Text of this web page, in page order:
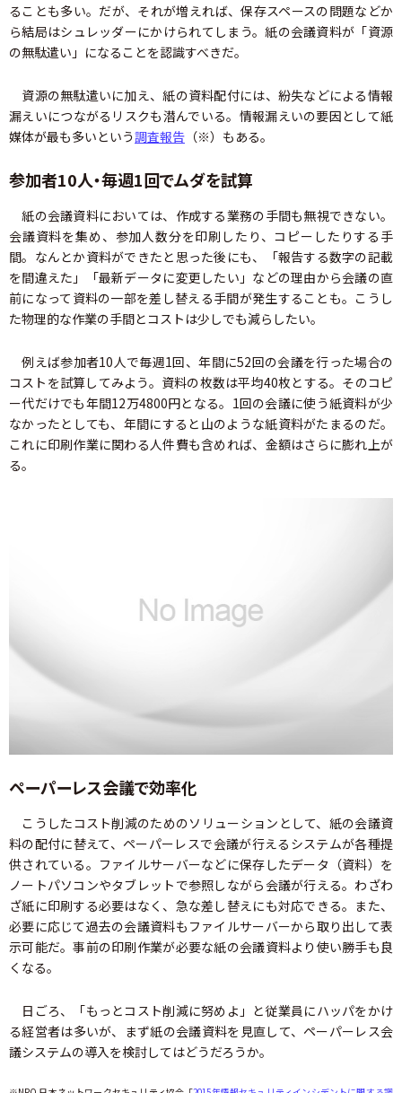
ることも多い。だが、それが増えれば、保存スペースの問題などか
ら結局はシュレッダーにかけられてしまう。紙の会議資料が「資源
の無駄遣い」になることを認識すべきだ。
資源の無駄遣いに加え、紙の資料配付には、紛失などによる情報
漏えいにつながるリスクも潜んでいる。情報漏えいの要因として紙
媒体が最も多いという調査報告 （※）もある。
参加者10人・毎週1回でムダを試算
紙の会議資料においては、作成する業務の手間も無視できない。
会議資料を集め、参加人数分を印刷したり、コピーしたりする手
間。なんとか資料ができたと思った後にも、「報告する数字の記載
を間違えた」「最新データに変更したい」などの理由から会議の直
前になって資料の一部を差し替える手間が発生することも。こうし
た物理的な作業の手間とコストは少しでも減らしたい。
例えば参加者10人で毎週1回、年間に52回の会議を行った場合の
コストを試算してみよう。資料の枚数は平均40枚とする。そのコピ
ー代だけでも年間12万4800円となる。1回の会議に使う紙資料が少
なかったとしても、年間にすると山のような紙資料がたまるのだ。
これに印刷作業に関わる人件費も含めれば、金額はさらに膨れ上が
る。
ペーパーレス会議で効率化
こうしたコスト削減のためのソリューションとして、紙の会議資
料の配付に替えて、ペーパーレスで会議が行えるシステムが各種提
供されている。ファイルサーバーなどに保存したデータ（資料）を
ノートパソコンやタブレットで参照しながら会議が行える。わざわ
ざ紙に印刷する必要はなく、急な差し替えにも対応できる。また、
必要に応じて過去の会議資料もファイルサーバーから取り出して表
示可能だ。事前の印刷作業が必要な紙の会議資料より使い勝手も良
くなる。
日ごろ、「もっとコスト削減に努めよ」と従業員にハッパをかけ
る経営者は多いが、まず紙の会議資料を見直して、ペーパーレス会
議システムの導入を検討してはどうだろうか。